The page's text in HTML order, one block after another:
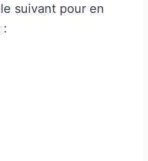
suivant pour en
: